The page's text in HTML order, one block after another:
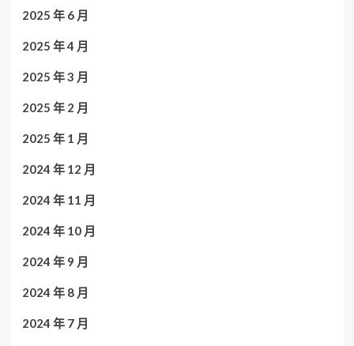
2025 年 6 月
2025 年 4 月
2025 年 3 月
2025 年 2 月
2025 年 1 月
2024 年 12 月
2024 年 11 月
2024 年 10 月
2024 年 9 月
2024 年 8 月
2024 年 7 月